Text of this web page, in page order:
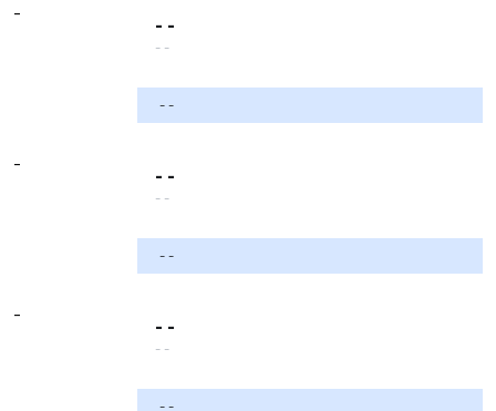
-
- -
- -
- -
-
- -
- -
- -
-
- -
- -
- -